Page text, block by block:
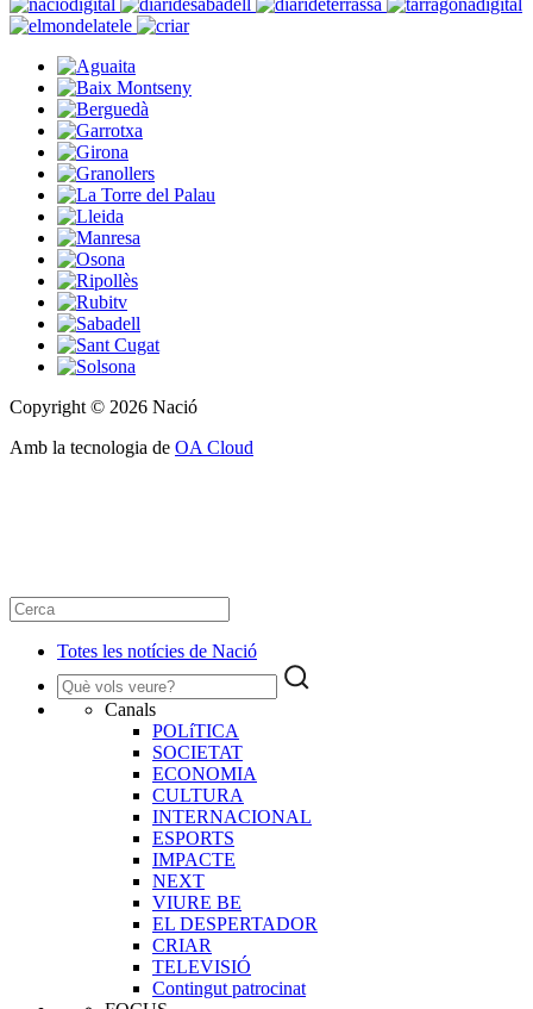
Copyright © 2026 Nació
Amb la tecnologia de OA Cloud
Totes les notícies de Nació
Canals
POLíTICA
SOCIETAT
ECONOMIA
CULTURA
INTERNACIONAL
ESPORTS
IMPACTE
NEXT
VIURE BE
EL DESPERTADOR
CRIAR
TELEVISIÓ
Contingut patrocinat